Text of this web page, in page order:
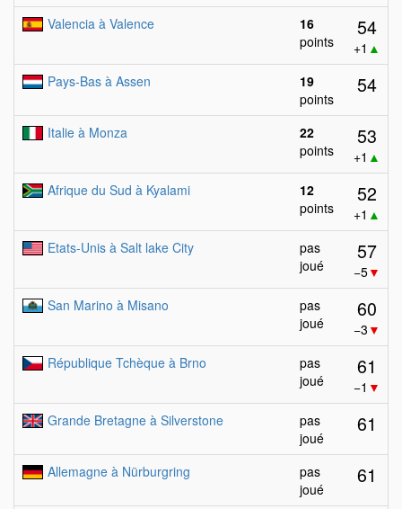
Valencia à Valence
16
points
54
+1 ▲
Pays-Bas à Assen
19
points
54
Italie à Monza
22
points
53
+1 ▲
Afrique du Sud à Kyalami
12
points
52
+1 ▲
Etats-Unis à Salt lake City
pas
joué
57
−5▼
San Marino à Misano
pas
joué
60
−3 ▼
République Tchèque à Brno
pas
joué
61
−1 ▼
Grande Bretagne à Silverstone
pas
joué
61
Allemagne à Nürburgring
pas
joué
61